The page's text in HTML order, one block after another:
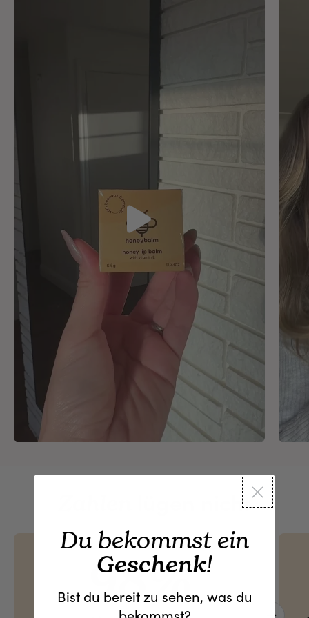
lügen nicht
98%
Du bekommst ein
Geschenk!
Bist du bereit zu sehen, was du